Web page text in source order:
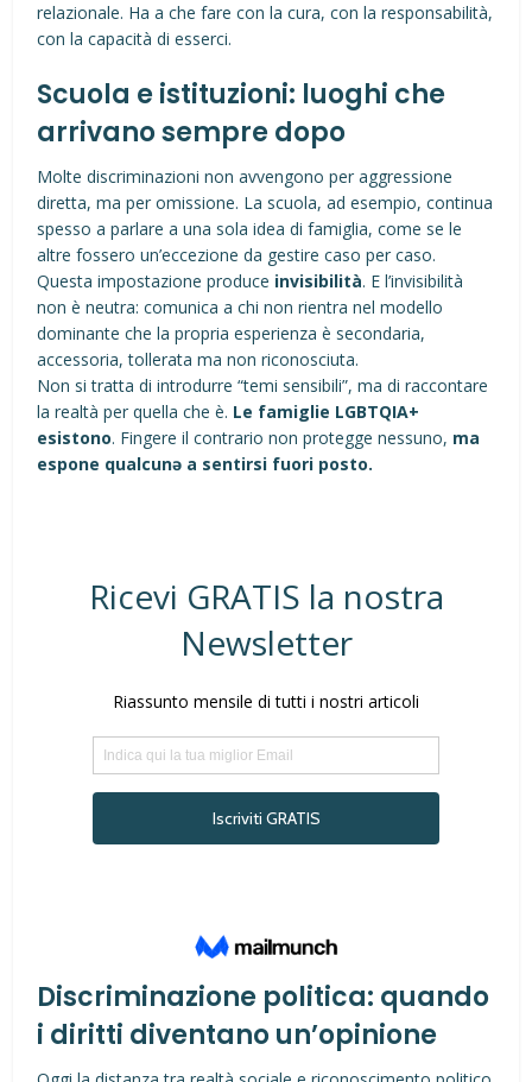
relazionale. Ha a che fare con la cura, con la responsabilità,
con la capacità di esserci.
Scuola e istituzioni: luoghi che
arrivano sempre dopo
Molte discriminazioni non avvengono per aggressione
diretta, ma per omissione. La scuola, ad esempio, continua
spesso a parlare a una sola idea di famiglia, come se le
altre fossero un’eccezione da gestire caso per caso.
Questa impostazione produce invisibilità. E l’invisibilità
non è neutra: comunica a chi non rientra nel modello
dominante che la propria esperienza è secondaria,
accessoria, tollerata ma non riconosciuta.
Non si tratta di introdurre “temi sensibili”, ma di raccontare
la realtà per quella che è. Le famiglie LGBTQIA+
esistono. Fingere il contrario non protegge nessuno, ma
espone qualcunə a sentirsi fuori posto.
Discriminazione politica: quando
i diritti diventano un’opinione